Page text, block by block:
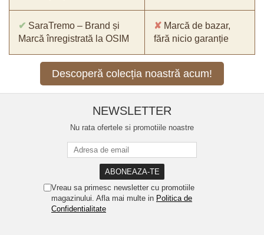
✔ SaraTremo – Brand și
Marcă înregistrată la OSIM
✘ Marcă de bazar,
fără nicio garanție
Descoperă colecția noastră acum!
NEWSLETTER
Nu rata ofertele si promotiile noastre
Vreau sa primesc newsletter cu promotiile
magazinului. Afla mai multe in Politica de
Confidentialitate